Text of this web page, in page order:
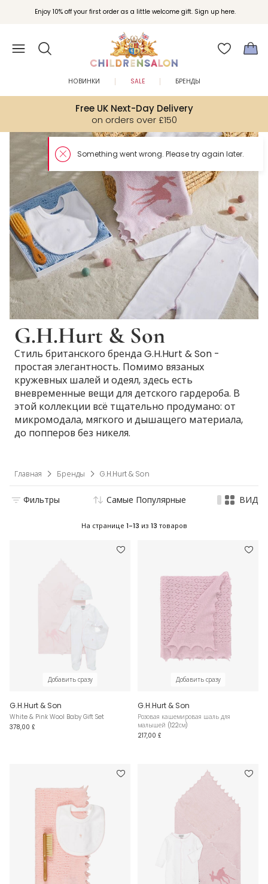
Enjoy 10% off your first order as a little welcome gift. Sign up here.
Free UK Next-Day Delivery
on orders over £150
НОВИНКИ SALE БРЕНДЫ
G.H.Hurt & Son
Стиль британского бренда G.H.Hurt & Son -
простая элегантность. Помимо вязаных
кружевных шалей и одеял, здесь есть
вневременные вещи для детского гардероба. В
этой коллекции всё тщательно продумано: от
микромодала, мягкого и дышащего материала,
до попперов без никеля.
Главная Бренды G.H.Hurt & Son
Фильтры Самые Популярные ВИД
На странице 1-13 из 13 товаров
Добавить сразу
G.H.Hurt & Son
White & Pink Wool Baby Gift Set
378,00 £
Добавить сразу
G.H.Hurt & Son
Розовая кашемировая шаль для
малышей (122см)
217,00 £